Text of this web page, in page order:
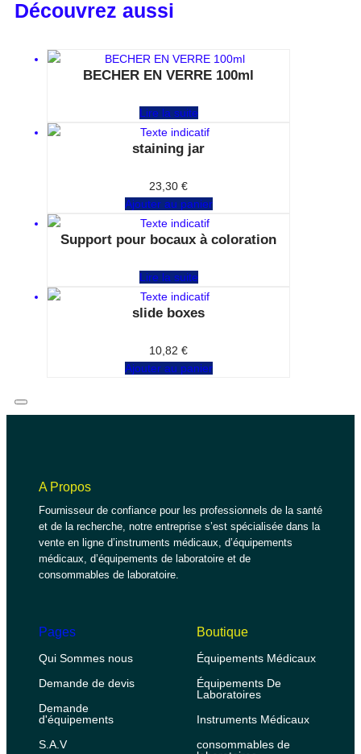
Découvrez aussi
BECHER EN VERRE 100ml
Lire la suite
staining jar
23,30 €
Ajouter au panier
Support pour bocaux à coloration
Lire la suite
slide boxes
10,82 €
Ajouter au panier
A Propos
Fournisseur de confiance pour les professionnels de la santé
et de la recherche, notre entreprise s’est spécialisée dans la
vente en ligne d’instruments médicaux, d’équipements
médicaux, d’équipements de laboratoire et de
consommables de laboratoire.
Pages
Qui Sommes nous
Demande de devis
Demande
d'équipements
S.A.V
Boutique
Équipements Médicaux
Équipements De
Laboratoires
Instruments Médicaux
consommables de